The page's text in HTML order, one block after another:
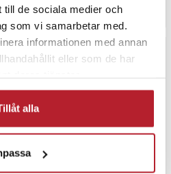
till de sociala medier och
som vi samarbetar med.
informationen med annan
eller som de har
alla
Köp
NYHET